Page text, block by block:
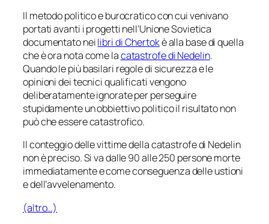
Il metodo politico e burocratico con cui venivano
portati avanti i progetti nell’Unione Sovietica
documentato neilibri di Chertokè alla base di quella
che è ora nota come lacatastrofe di Nedelin.
Quando le più basilari regole di sicurezza e le
opinioni dei tecnici qualificati vengono
deliberatamente ignorate per perseguire
stupidamente un obbiettivo politico il risultato non
può che essere catastrofico.
Il conteggio delle vittime della catastrofe di Nedelin
non è preciso. Si va dalle 90 alle 250 persone morte
immediatamente e come conseguenza delle ustioni
e dell’avvelenamento.
(altro…)